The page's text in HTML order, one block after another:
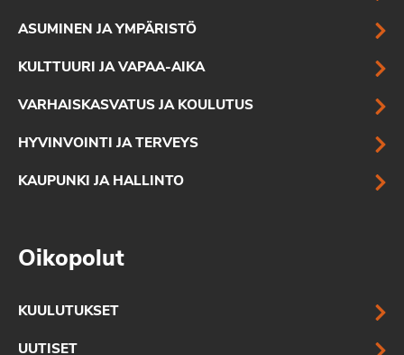
ASUMINEN JA YMPÄRISTÖ
KULTTUURI JA VAPAA-AIKA
VARHAISKASVATUS JA KOULUTUS
HYVINVOINTI JA TERVEYS
KAUPUNKI JA HALLINTO
Oikopolut
KUULUTUKSET
UUTISET